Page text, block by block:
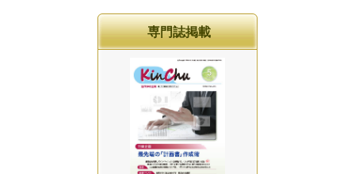
専門誌掲載